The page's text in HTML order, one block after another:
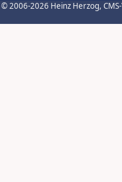
© 2006-2026 Heinz Herzog,